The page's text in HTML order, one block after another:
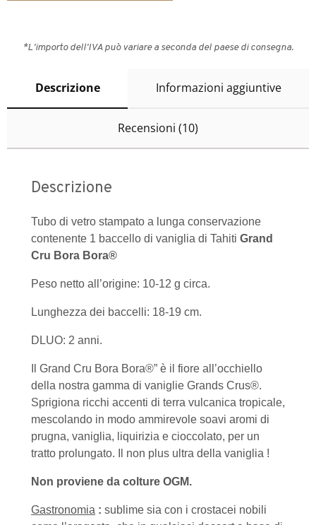
*L'importo dell'IVA può variare a seconda del paese di consegna.
Descrizione Informazioni aggiuntive
Recensioni (10)
Descrizione
Tubo di vetro stampato a lunga conservazione
contenente 1 baccello di vaniglia di Tahiti Grand
Cru Bora Bora®
Peso netto all’origine: 10-12 g circa.
Lunghezza dei baccelli: 18-19 cm.
DLUO: 2 anni.
Il Grand Cru Bora Bora®” è il fiore all’occhiello
della nostra gamma di vaniglie Grands Crus®.
Sprigiona ricchi accenti di terra vulcanica tropicale,
mescolando in modo ammirevole soavi aromi di
prugna, vaniglia, liquirizia e cioccolato, per un
tratto prolungato. Il non plus ultra della vaniglia !
Non proviene da colture OGM.
Gastronomia : sublime sia con i crostacei nobili